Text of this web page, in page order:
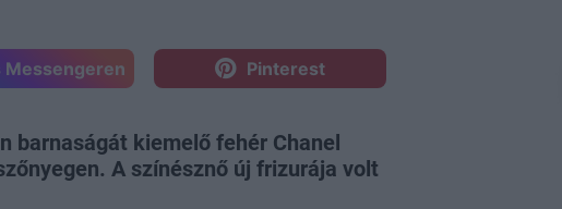
Messengeren Pinterest
barnaságát kiemelő fehér Chanel
A színésznő új frizurája volt